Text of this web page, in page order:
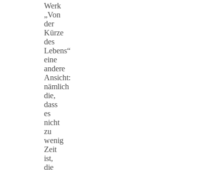
Werk
„Von
der
Kürze
des
Lebens“
eine
andere
Ansicht:
nämlich
die,
dass
es
nicht
zu
wenig
Zeit
ist,
die